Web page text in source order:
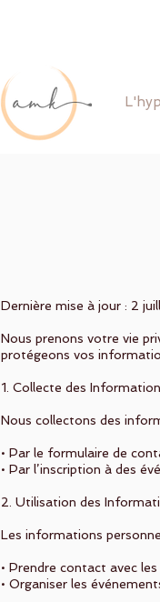
Dernière mise à jour : 2
Nous prenons votre vie
protégeons vos
1. Collecte des
Nous collectons des
• Par le formulaire de
• Par l’inscription à des
2. Utilisation des
Les informations
• Prendre contact avec les
• Organiser les